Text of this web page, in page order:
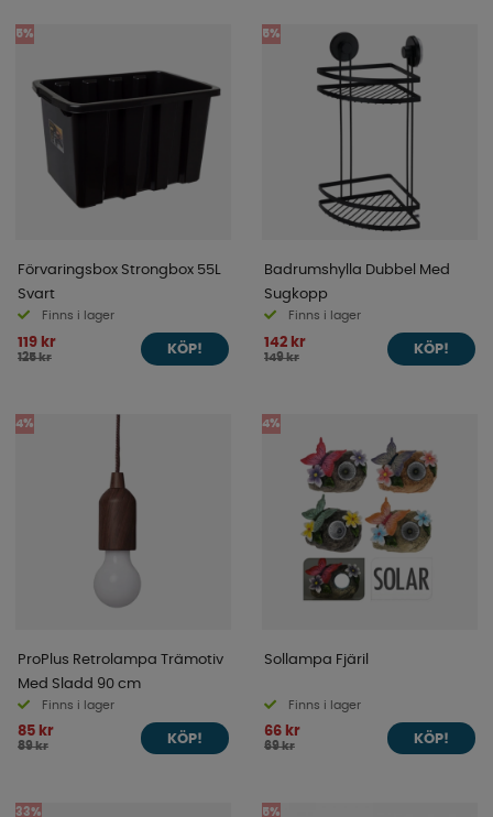
5%
Förvaringsbox Strongbox 55L
Svart
Finns i lager
119 kr
125 kr
KÖP!
5%
Badrumshylla Dubbel Med
Sugkopp
Finns i lager
142 kr
149 kr
KÖP!
4%
ProPlus Retrolampa Trämotiv
Med Sladd 90 cm
Finns i lager
85 kr
89 kr
KÖP!
4%
Sollampa Fjäril
Finns i lager
66 kr
69 kr
KÖP!
33% 5%